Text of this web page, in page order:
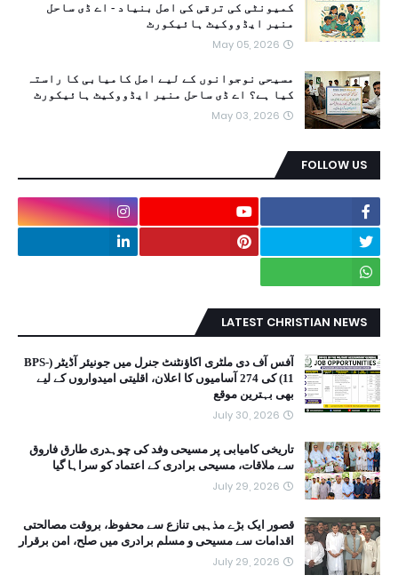
کمیونٹی کی ترقی کی اصل بنیاد - اے ڈی ساحل
منیر ایڈووکیٹ ہائیکورٹ
May 05, 2026
مسیحی نوجوانوں کے لیے اصل کامیابی کا راستہ
کیا ہے؟ اے ڈی ساحل منیر ایڈووکیٹ ہائیکورٹ
May 03, 2026
FOLLOW US
LATEST CHRISTIAN NEWS
آفس آف دی ملٹری اکاؤنٹنٹ جنرل میں جونیئر آڈیٹر (BPS-
11) کی 274 آسامیوں کا اعلان، اقلیتی امیدواروں کے لیے
بھی بہترین موقع
July 30, 2026
تاریخی کامیابی پر مسیحی وفد کی چوہدری طارق فاروق
سے ملاقات، مسیحی برادری کے اعتماد کو سراہا گیا
July 29, 2026
قصور ایک بڑے مذہبی تنازع سے محفوظ، بروقت مصالحتی
اقدامات سے مسیحی و مسلم برادری میں صلح، امن برقرار
July 29, 2026